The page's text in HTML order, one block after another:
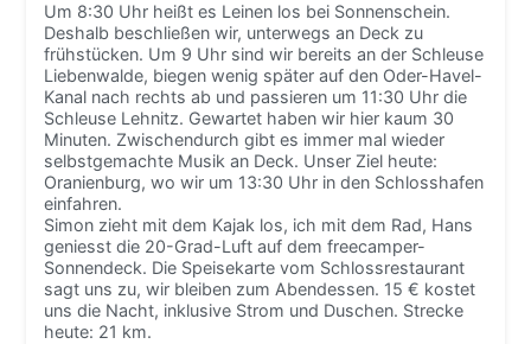
Um 8:30 Uhr heißt es Leinen los bei Sonnenschein.
Deshalb beschließen wir, unterwegs an Deck zu
frühstücken. Um 9 Uhr sind wir bereits an der Schleuse
Liebenwalde, biegen wenig später auf den Oder-Havel-
Kanal nach rechts ab und passieren um 11:30 Uhr die
Schleuse Lehnitz. Gewartet haben wir hier kaum 30
Minuten. Zwischendurch gibt es immer mal wieder
selbstgemachte Musik an Deck. Unser Ziel heute:
Oranienburg, wo wir um 13:30 Uhr in den Schlosshafen
einfahren.
Simon zieht mit dem Kajak los, ich mit dem Rad, Hans
geniesst die 20-Grad-Luft auf dem freecamper-
Sonnendeck. Die Speisekarte vom Schlossrestaurant
sagt uns zu, wir bleiben zum Abendessen. 15 € kostet
uns die Nacht, inklusive Strom und Duschen. Strecke
heute: 21 km.